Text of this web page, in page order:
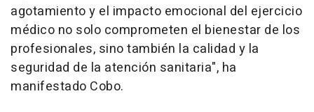
agotamiento y el impacto emocional del ejercicio
médico no solo comprometen el bienestar de los
profesionales, sino también la calidad y la
seguridad de la atención sanitaria", ha
manifestado Cobo.